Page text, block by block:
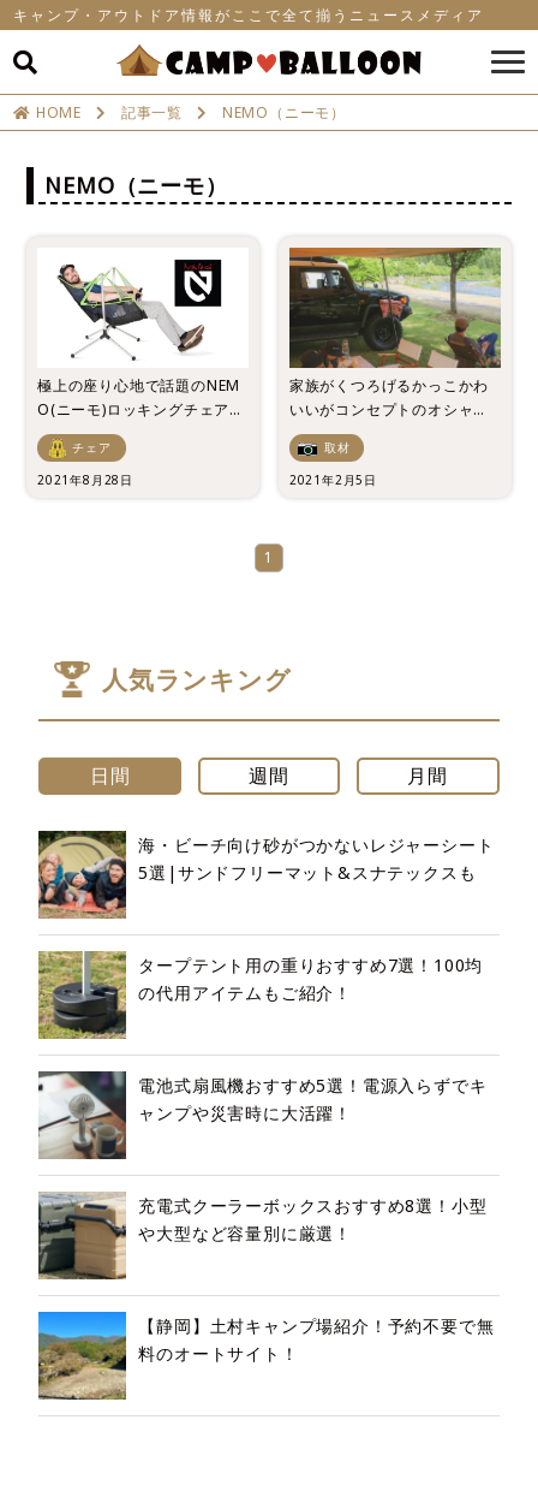
キャンプ・アウトドア情報がここで全て揃うニュースメディア
HOME 記事一覧 NEMO（ニーモ）
NEMO（ニーモ）
極上の座り心地で話題のNEM
O(ニーモ)ロッキングチェアを
徹底解説！
チェア
2021年8月28日
家族がくつろげるかっこかわ
いいがコンセプトのオシャレ
キャンパー「ナミ」さんに突
撃取材！
取材
2021年2月5日
1
人気ランキング
日間 週間 月間
海・ビーチ向け砂がつかないレジャーシート
5選|サンドフリーマット&スナテックスも
タープテント用の重りおすすめ7選！100均
の代用アイテムもご紹介！
電池式扇風機おすすめ5選！電源入らずでキ
ャンプや災害時に大活躍！
充電式クーラーボックスおすすめ8選！小型
や大型など容量別に厳選！
【静岡】土村キャンプ場紹介！予約不要で無
料のオートサイト！